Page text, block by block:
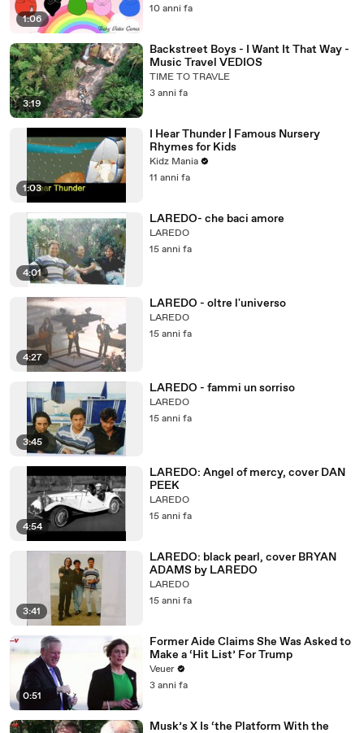
1:06
10 anni fa
3:19
Backstreet Boys - I Want It That Way -
Music Travel VEDIOS
TIME TO TRAVLE
3 anni fa
1:03
I Hear Thunder | Famous Nursery
Rhymes for Kids
Kidz Mania
11 anni fa
4:01
LAREDO- che baci amore
LAREDO
15 anni fa
4:27
LAREDO - oltre l'universo
LAREDO
15 anni fa
3:45
LAREDO - fammi un sorriso
LAREDO
15 anni fa
4:54
LAREDO: Angel of mercy, cover DAN
PEEK
LAREDO
15 anni fa
3:41
LAREDO: black pearl, cover BRYAN
ADAMS by LAREDO
LAREDO
15 anni fa
0:51
Former Aide Claims She Was Asked to
Make a ‘Hit List’ For Trump
Veuer
3 anni fa
Musk’s X Is ‘the Platform With the